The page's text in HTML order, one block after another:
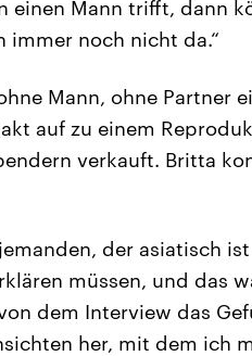
einen Mann trifft, dann
immer noch nicht da.“
Mann, ohne Partner
auf zu einem
verkauft. Britta
der asiatisch
müssen, und das
dem Interview das
her, mit dem ich